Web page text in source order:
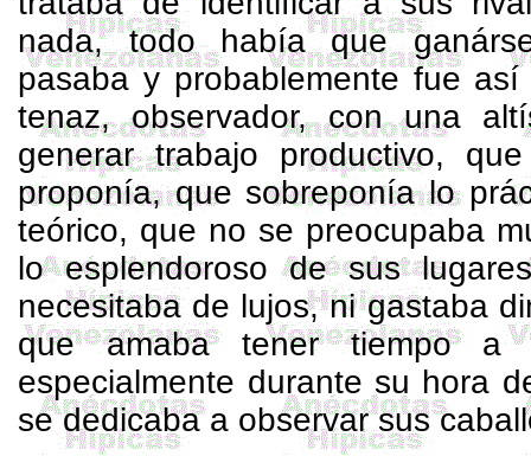
nada, todo había que
pasaba y probablemente fue
tenaz, observador, con una
generar trabajo productivo,
proponía, que sobreponía lo
teórico, que no se preocupaba
lo esplendoroso de sus
necesitaba de lujos, ni gastaba
que amaba tener tiempo a
especialmente durante su hora
se dedicaba a observar sus